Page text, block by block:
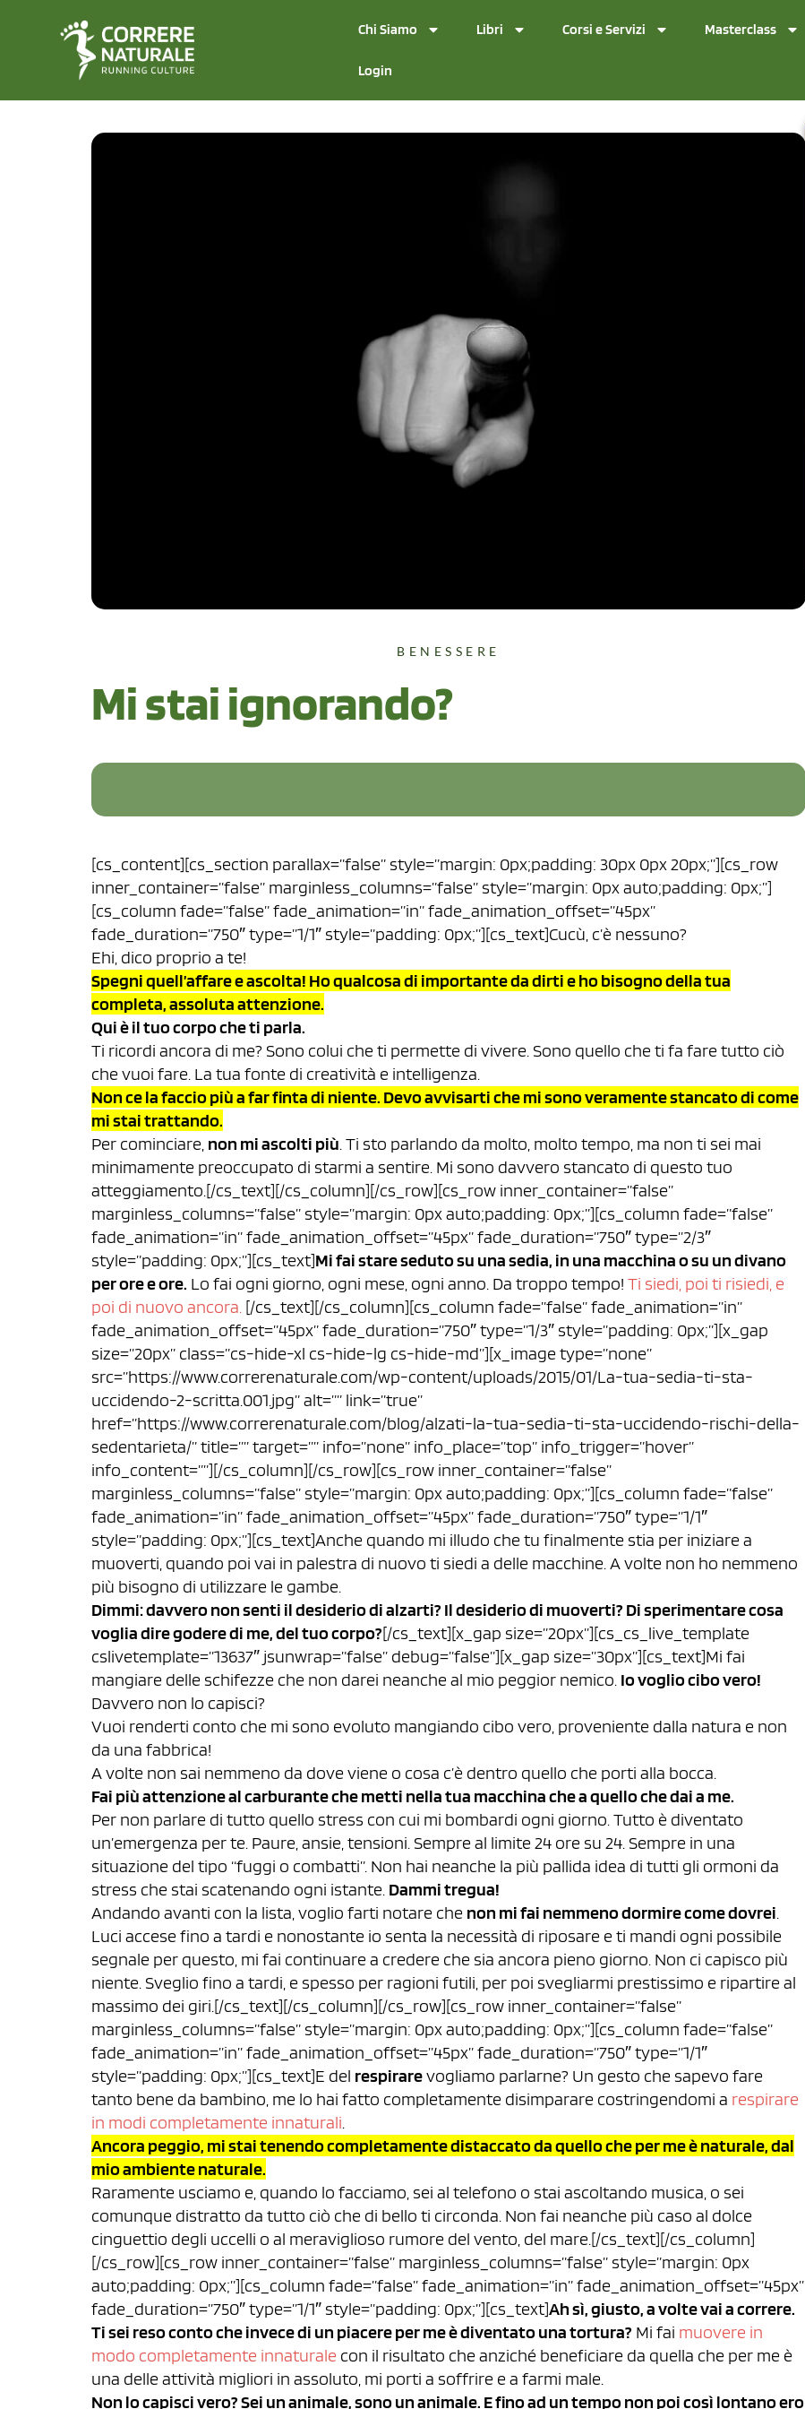
Chi Siamo Libri Corsi e Servizi Masterclass
Login
BENESSERE
Mi stai ignorando?
[cs_content][cs_section parallax=”false” style=”margin: 0px;padding: 30px 0px 20px;”][cs_row
inner_container=”false” marginless_columns=”false” style=”margin: 0px auto;padding: 0px;”]
[cs_column fade=”false” fade_animation=”in” fade_animation_offset=”45px”
fade_duration=”750″ type=”1/1″ style=”padding: 0px;”][cs_text]Cucù, c’è nessuno?
Ehi, dico proprio a te!
Spegni quell’affare e ascolta! Ho qualcosa di importante da dirti e ho bisogno della tua
completa, assoluta attenzione.
Qui è il tuo corpo che ti parla.
Ti ricordi ancora di me? Sono colui che ti permette di vivere. Sono quello che ti fa fare tutto ciò
che vuoi fare. La tua fonte di creatività e intelligenza.
Non ce la faccio più a far finta di niente. Devo avvisarti che mi sono veramente stancato di come
mi stai trattando.
Per cominciare, non mi ascolti più. Ti sto parlando da molto, molto tempo, ma non ti sei mai
minimamente preoccupato di starmi a sentire. Mi sono davvero stancato di questo tuo
atteggiamento.[/cs_text][/cs_column][/cs_row][cs_row inner_container=”false”
marginless_columns=”false” style=”margin: 0px auto;padding: 0px;”][cs_column fade=”false”
fade_animation=”in” fade_animation_offset=”45px” fade_duration=”750″ type=”2/3″
style=”padding: 0px;”][cs_text]Mi fai stare seduto su una sedia, in una macchina o su un divano
per ore e ore. Lo fai ogni giorno, ogni mese, ogni anno. Da troppo tempo! Ti siedi, poi ti risiedi, e
poi di nuovo ancora. [/cs_text][/cs_column][cs_column fade=”false” fade_animation=”in”
fade_animation_offset=”45px” fade_duration=”750″ type=”1/3″ style=”padding: 0px;”][x_gap
size=”20px” class=”cs-hide-xl cs-hide-lg cs-hide-md”][x_image type=”none”
src=”https://www.correrenaturale.com/wp-content/uploads/2015/01/La-tua-sedia-ti-sta-
uccidendo-2-scritta.001.jpg” alt=”” link=”true”
href=”https://www.correrenaturale.com/blog/alzati-la-tua-sedia-ti-sta-uccidendo-rischi-della-
sedentarieta/” title=”” target=”” info=”none” info_place=”top” info_trigger=”hover”
info_content=””][/cs_column][/cs_row][cs_row inner_container=”false”
marginless_columns=”false” style=”margin: 0px auto;padding: 0px;”][cs_column fade=”false”
fade_animation=”in” fade_animation_offset=”45px” fade_duration=”750″ type=”1/1″
style=”padding: 0px;”][cs_text]Anche quando mi illudo che tu finalmente stia per iniziare a
muoverti, quando poi vai in palestra di nuovo ti siedi a delle macchine. A volte non ho nemmeno
più bisogno di utilizzare le gambe.
Dimmi: davvero non senti il desiderio di alzarti? Il desiderio di muoverti? Di sperimentare cosa
voglia dire godere di me, del tuo corpo?[/cs_text][x_gap size=”20px”][cs_cs_live_template
cslivetemplate=”13637″ jsunwrap=”false” debug=”false”][x_gap size=”30px”][cs_text]Mi fai
mangiare delle schifezze che non darei neanche al mio peggior nemico. Io voglio cibo vero!
Davvero non lo capisci?
Vuoi renderti conto che mi sono evoluto mangiando cibo vero, proveniente dalla natura e non
da una fabbrica!
A volte non sai nemmeno da dove viene o cosa c’è dentro quello che porti alla bocca.
Fai più attenzione al carburante che metti nella tua macchina che a quello che dai a me.
Per non parlare di tutto quello stress con cui mi bombardi ogni giorno. Tutto è diventato
un’emergenza per te. Paure, ansie, tensioni. Sempre al limite 24 ore su 24. Sempre in una
situazione del tipo “fuggi o combatti”. Non hai neanche la più pallida idea di tutti gli ormoni da
stress che stai scatenando ogni istante. Dammi tregua!
Andando avanti con la lista, voglio farti notare che non mi fai nemmeno dormire come dovrei.
Luci accese fino a tardi e nonostante io senta la necessità di riposare e ti mandi ogni possibile
segnale per questo, mi fai continuare a credere che sia ancora pieno giorno. Non ci capisco più
niente. Sveglio fino a tardi, e spesso per ragioni futili, per poi svegliarmi prestissimo e ripartire al
massimo dei giri.[/cs_text][/cs_column][/cs_row][cs_row inner_container=”false”
marginless_columns=”false” style=”margin: 0px auto;padding: 0px;”][cs_column fade=”false”
fade_animation=”in” fade_animation_offset=”45px” fade_duration=”750″ type=”1/1″
style=”padding: 0px;”][cs_text]E del respirarevogliamo parlarne? Un gesto che sapevo fare
tanto bene da bambino, me lo hai fatto completamente disimparare costringendomi a respirare
in modi completamente innaturali.
Ancora peggio, mi stai tenendo completamente distaccato da quello che per me è naturale, dal
mio ambiente naturale.
Raramente usciamo e, quando lo facciamo, sei al telefono o stai ascoltando musica, o sei
comunque distratto da tutto ciò che di bello ti circonda. Non fai neanche più caso al dolce
cinguettio degli uccelli o al meraviglioso rumore del vento, del mare.[/cs_text][/cs_column]
[/cs_row][cs_row inner_container=”false” marginless_columns=”false” style=”margin: 0px
auto;padding: 0px;”][cs_column fade=”false” fade_animation=”in” fade_animation_offset=”45px”
fade_duration=”750″ type=”1/1″ style=”padding: 0px;”][cs_text]Ah sì, giusto, a volte vai a correre.
Ti sei reso conto che invece di un piacere per me è diventato una tortura? Mi fai muovere in
modo completamente innaturale con il risultato che anziché beneficiare da quella che per me è
una delle attività migliori in assoluto, mi porti a soffrire e a farmi male.
Non lo capisci vero? Sei un animale, sono un animale. E fino ad un tempo non poi così lontano ero